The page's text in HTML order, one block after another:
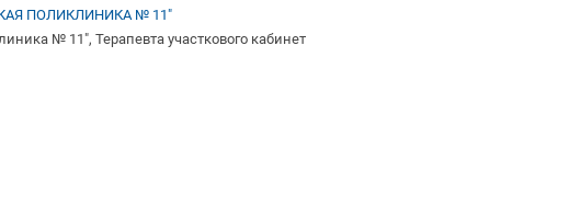
ПОЛИКЛИНИКА № 11"
№ 11", Терапевта участкового кабинет